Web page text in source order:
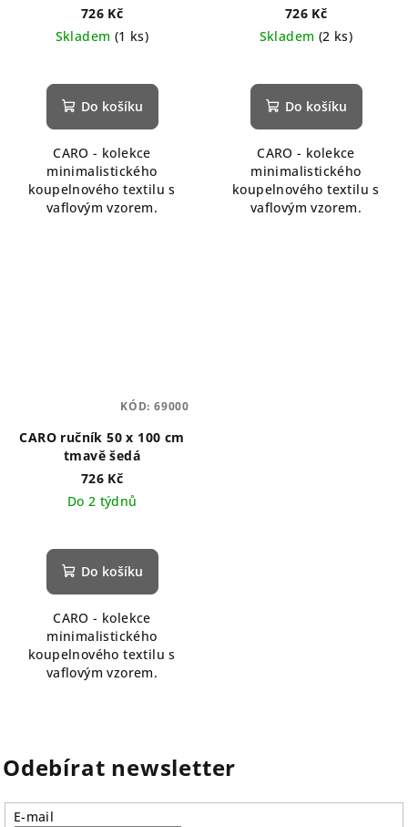
726 Kč
Skladem (1 ks)
Do košíku
CARO - kolekce
minimalistického
koupelnového textilu s
vaflovým vzorem.
726 Kč
Skladem (2 ks)
Do košíku
CARO - kolekce
minimalistického
koupelnového textilu s
vaflovým vzorem.
CARO ručník 50 x 100 cm
tmavě šedá
726 Kč
Do 2 týdnů
Do košíku
CARO - kolekce
minimalistického
koupelnového textilu s
vaflovým vzorem.
KÓD: 69000
Odebírat newsletter
E-mail